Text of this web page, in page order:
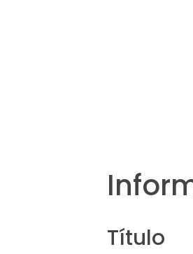
Título